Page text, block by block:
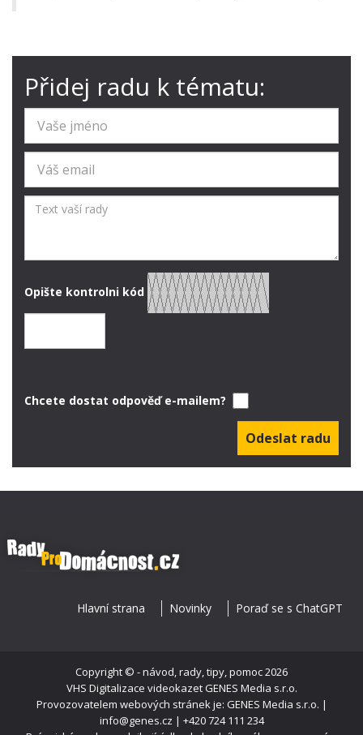
Přidej radu k tématu:
Opište kontrolni kód
Chcete dostat odpověď e-mailem?
Hlavní strana Novinky Poraď se s ChatGPT
Copyright © - návod, rady, tipy, pomoc2026
VHS Digitalizace videokazetGENES Media s.r.o.
Provozovatelem webových stránek je: GENES Media s.r.o. |
info@genes.cz | +420 724 111 234